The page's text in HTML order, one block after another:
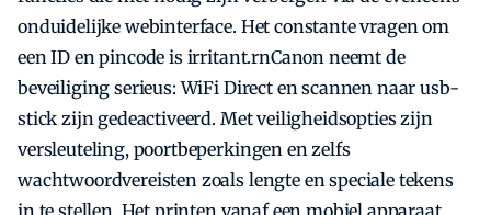
onduidelijke webinterface. Het constante vragen om
een ID en pincode is irritant.rnCanon neemt de
beveiliging serieus: WiFi Direct en scannen naar usb-
stick zijn gedeactiveerd. Met veiligheidsopties zijn
versleuteling, poortbeperkingen en zelfs
wachtwoordvereisten zoals lengte en speciale tekens